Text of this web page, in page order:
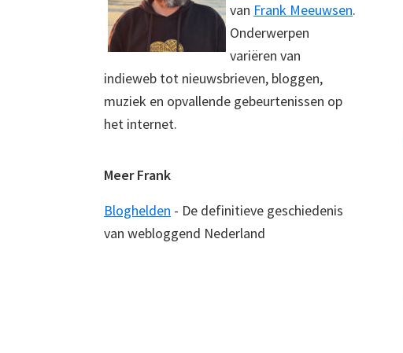
van Frank Meeuwsen.
Onderwerpen
variëren van
indieweb tot nieuwsbrieven, bloggen,
muziek en opvallende gebeurtenissen op
het internet.
Meer Frank
Bloghelden - De definitieve geschiedenis
van webloggend Nederland